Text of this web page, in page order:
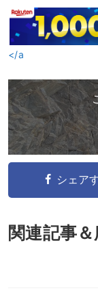
</a
シェア
関連記事